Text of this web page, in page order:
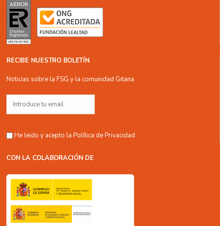
RECIBE NUESTRO BOLETÍN
Noticias sobre la FSG y la comunidad Gitana
He leido y acepto laPolítica de Privacidad
CON LA COLABORACIÓN DE